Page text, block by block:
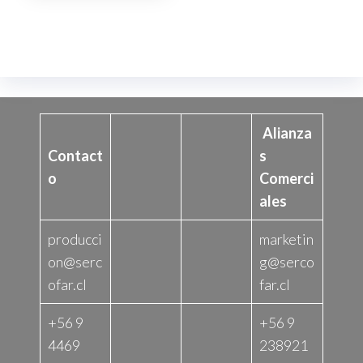
Contact
o
Alianza
s
Comerci
ales
producci
on@serc
ofar.cl
marketin
g@serco
far.cl
+56 9
4469
+56 9
238921